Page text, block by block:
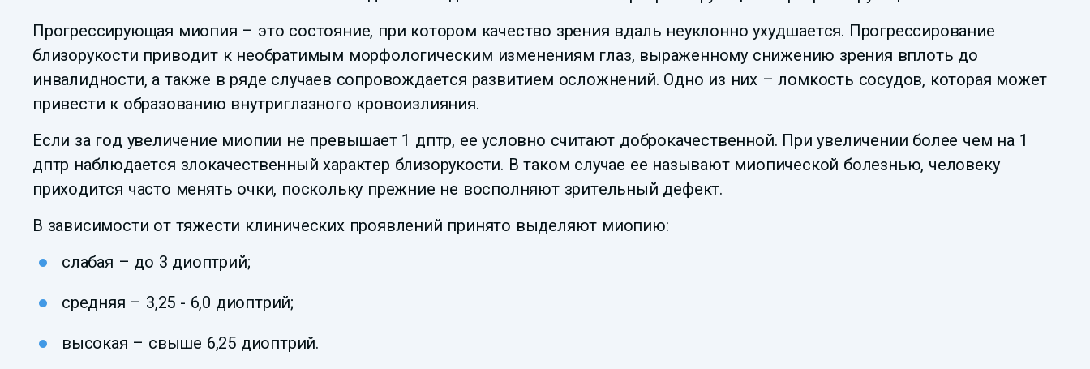
Прогрессирующая миопия – это состояние, при котором качество зрения вдаль неуклонно ухудшается. Прогрессирование
близорукости приводит к необратимым морфологическим изменениям глаз, выраженному снижению зрения вплоть до
инвалидности, а также в ряде случаев сопровождается развитием осложнений. Одно из них – ломкость сосудов, которая может
привести к образованию внутриглазного кровоизлияния.
Если за год увеличение миопии не превышает 1 дптр, ее условно считают доброкачественной. При увеличении более чем на 1
дптр наблюдается злокачественный характер близорукости. В таком случае ее называют миопической болезнью, человеку
приходится часто менять очки, поскольку прежние не восполняют зрительный дефект.
В зависимости от тяжести клинических проявлений принято выделяют миопию:
слабая – до 3 диоптрий;
средняя – 3,25 - 6,0 диоптрий;
высокая – свыше 6,25 диоптрий.